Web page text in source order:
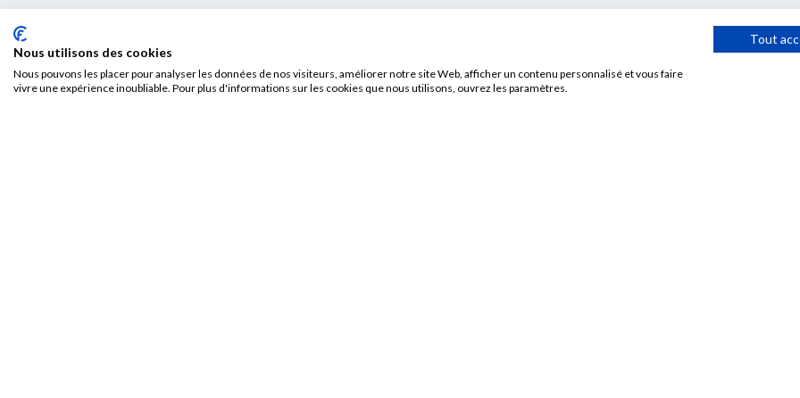
Newsletter
Nous utilisons des cookies
Nous pouvons les placer pour analyser les données de nos visiteurs, améliorer notre site Web, afficher un contenu personnalisé et vous faire
vivre une expérience inoubliable. Pour plus d'informations sur les cookies que nous utilisons, ouvrez les paramètres.
Tout